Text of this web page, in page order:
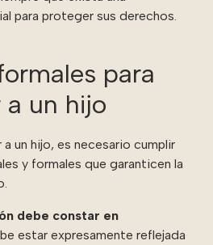
para proteger sus derechos.
para
a un hijo
un hijo, es necesario cumplir
y formales que garanticen la
debe constar en
estar expresamente reflejada